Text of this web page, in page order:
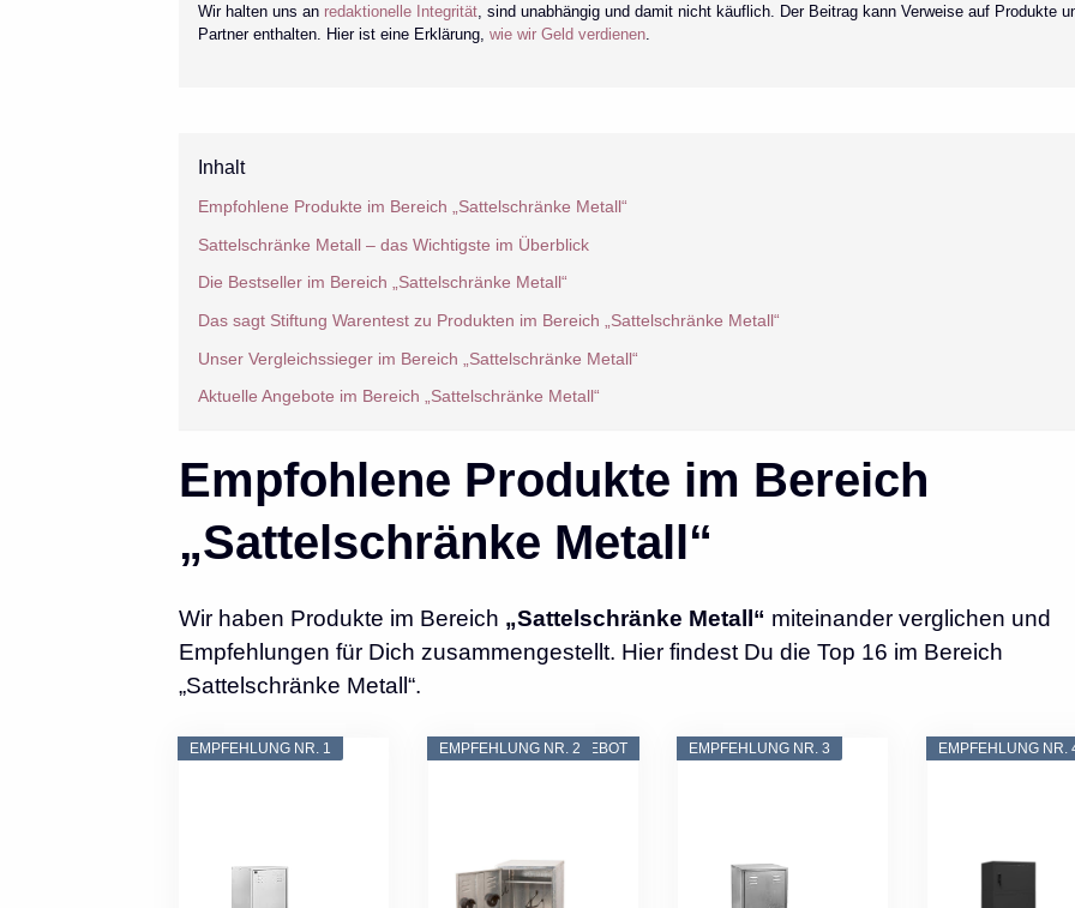
Wir halten uns an redaktionelle Integrität, sind unabhängig und damit nicht käuflich. Der Beitrag kann Verweise auf Produkte
Partner enthalten. Hier ist eine Erklärung, wie wir Geld verdienen.
Inhalt
Empfohlene Produkte im Bereich „Sattelschränke Metall“
Sattelschränke Metall – das Wichtigste im Überblick
Die Bestseller im Bereich „Sattelschränke Metall“
Das sagt Stiftung Warentest zu Produkten im Bereich „Sattelschränke Metall“
Unser Vergleichssieger im Bereich „Sattelschränke Metall“
Aktuelle Angebote im Bereich „Sattelschränke Metall“
Empfohlene Produkte im Bereich
„Sattelschränke Metall“
Wir haben Produkte im Bereich „Sattelschränke Metall“ miteinander verglichen und
Empfehlungen für Dich zusammengestellt. Hier findest Du die Top 16 im Bereich
„Sattelschränke Metall“.
EMPFEHLUNG NR. 1 ANGEBOT
EMPFEHLUNG NR. 2 EMPFEHLUNG NR. 3 EMPFEHLUNG NR.